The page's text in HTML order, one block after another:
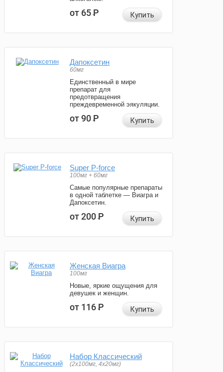
от 65Р Купить
Дапоксетин
60мг
Единственный в мире
препарат для
предотвращения
преждевременной эякуляции.
от 90Р Купить
Super P-force
100мг + 60мг
Самые популярные препараты
в одной таблетке — Виагра и
Дапоксетин.
от 200Р Купить
Женская Виагра
100мг
Новые, яркие ощущения для
девушек и женщин.
от 116Р Купить
Набор Классический
(2x100мг, 4x20мг)